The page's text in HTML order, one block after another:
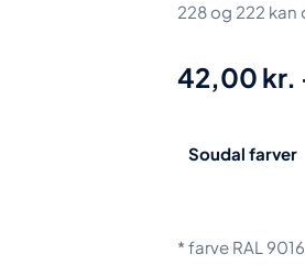
228 og 222 kan
42,00 kr.
Soudal farver
* farve RAL